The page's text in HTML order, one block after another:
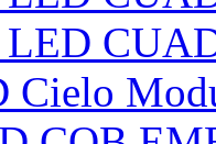
Cielo